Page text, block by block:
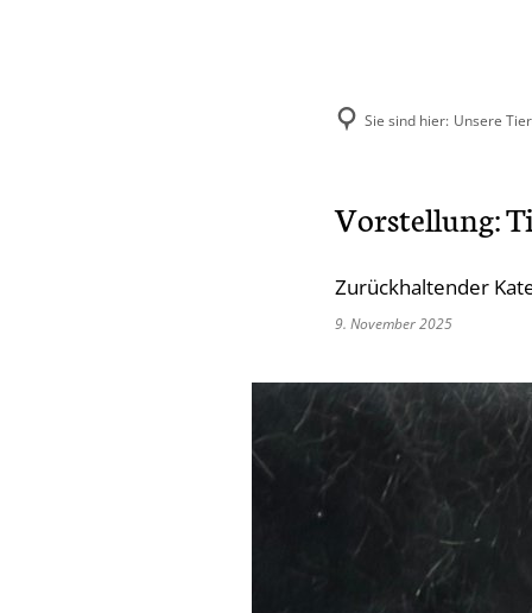
Aktuelles
Sie sind hier: Unsere
Vorstellung:
Zurückhaltender
9. November 2025